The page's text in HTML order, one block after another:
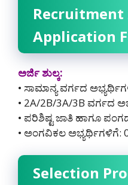
Recruitment
Application
ಅರ್ಜಿ ಶುಲ್ಕ:
• ಸಾಮಾನ್ಯ ವರ್ಗದ
• 2A/2B/3A/3B ವರ್ಗದ
• ಪರಿಶಿಷ್ಟ ಜಾತಿ ಹಾಗೂ
• ಅಂಗವಿಕಲ ಅಭ್ಯರ್ಥಿಗಳಿಗೆ:
Selection